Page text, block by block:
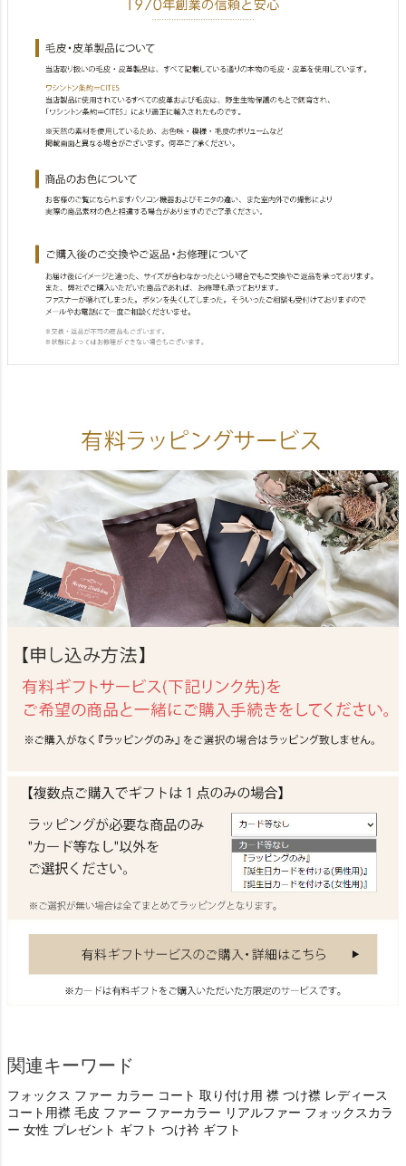
関連キーワード
フォックス ファー カラー コート 取り付け用 襟 つけ襟 レディース
コート用襟 毛皮 ファー ファーカラー リアルファー フォックスカラ
ー 女性 プレゼント ギフト つけ衿 ギフト